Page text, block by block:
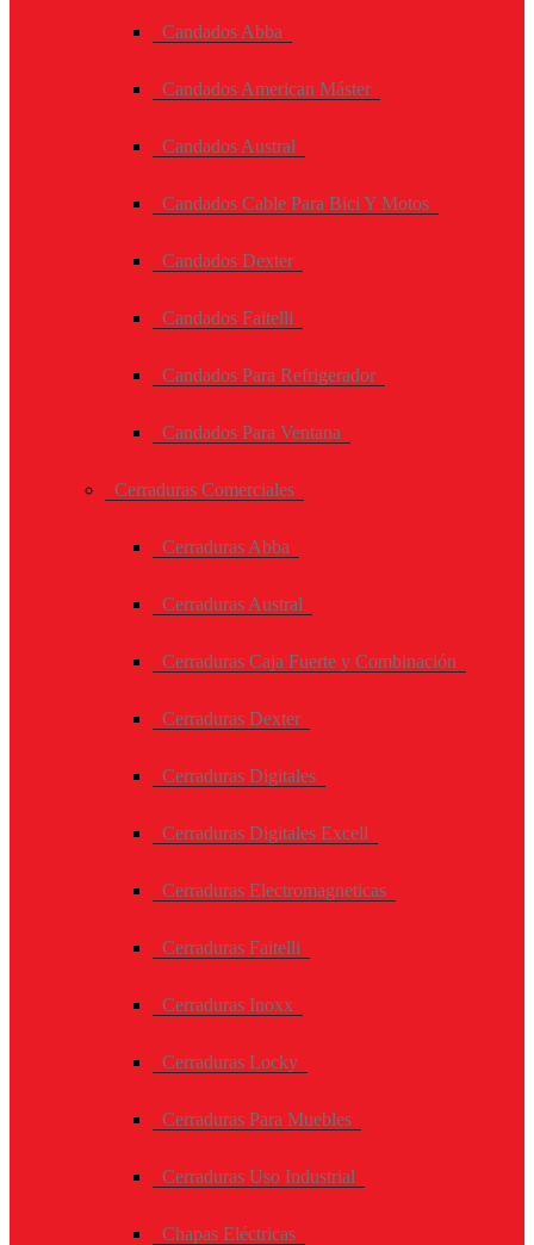
Candados Abba
Candados American Máster
Candados Austral
Candados Cable Para Bici Y Motos
Candados Dexter
Candados Faitelli
Candados Para Refrigerador
Candados Para Ventana
Cerraduras Comerciales
Cerraduras Abba
Cerraduras Austral
Cerraduras Caja Fuerte y Combinación
Cerraduras Dexter
Cerraduras Digitales
Cerraduras Digitales Excell
Cerraduras Electromagneticas
Cerraduras Faitelli
Cerraduras Inoxx
Cerraduras Locky
Cerraduras Para Muebles
Cerraduras Uso Industrial
Chapas Eléctricas